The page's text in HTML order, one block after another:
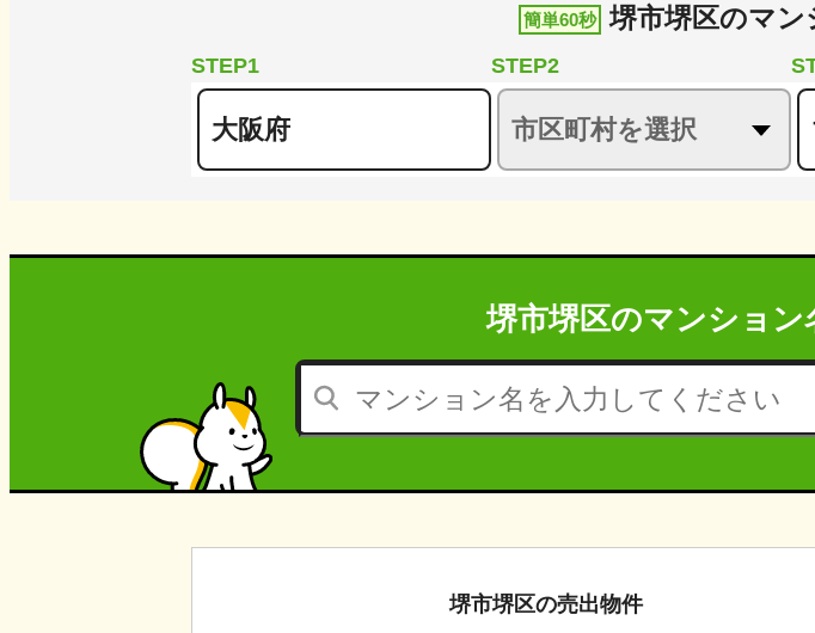
簡単60秒 堺市堺区のマン
STEP1 STEP2
堺市堺区のマンション
堺市堺区の売出物件